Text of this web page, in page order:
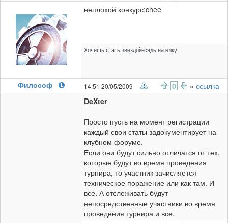
неплохой конкурс:chee
Хочешь стать звездой-сядь на елку
Философ 14:51 20/05/2009 0 » ссылка
DeXter
Просто пусть на момент регистрации
каждый свои статы задокументирует на
клубном форуме.
Если они будут сильно отличатся от тех,
которые будут во время проведения
турнира, то участник зачисляется
техническое поражение или как там. И
все. А отслеживать будут
непосредственные участники во время
проведения турнира и все.